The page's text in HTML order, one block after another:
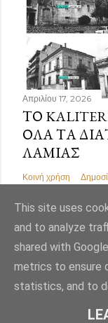
Απριλίου 17, 2026
ΤΟ
ΌΛΑ ΤΑ
ΛΑΜΊΑΣ
Κοινή χρήση
This site uses
and to analyze
shared with
metrics to ensure
statistics, and to